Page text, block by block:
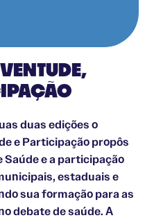
duas edições o
e Participação propôs
Saúde e a participação
estaduais e
sua formação para as
debate de saúde. A